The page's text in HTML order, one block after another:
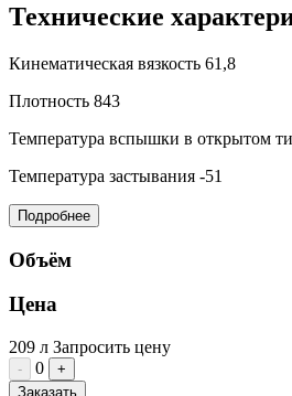
Технические
Кинематическая вязкость 61,8
Плотность 843
Температура вспышки в открытом
Температура застывания -51
Подробнее
Объём
Цена
209 л Запросить цену
- 0
+
Заказать